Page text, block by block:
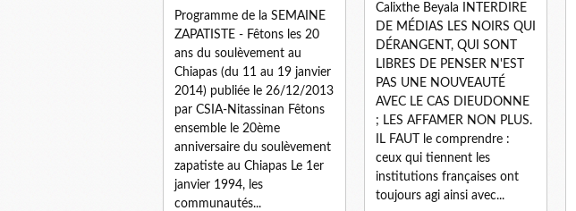
Calixthe Beyala INTERDIRE
DE MÉDIAS LES NOIRS QUI
DÉRANGENT, QUI SONT
LIBRES DE PENSER N'EST
PAS UNE NOUVEAUTÉ
AVEC LE CAS DIEUDONNE
; LES AFFAMER NON PLUS.
IL FAUT le comprendre :
ceux qui tiennent les
institutions françaises ont
toujours agi ainsi avec...
Programme de la SEMAINE
ZAPATISTE - Fêtons les 20
ans du soulèvement au
Chiapas (du 11 au 19 janvier
2014) publiée le 26/12/2013
par CSIA-Nitassinan Fêtons
ensemble le 20ème
anniversaire du soulèvement
zapatiste au Chiapas Le 1er
janvier 1994, les
communautés...